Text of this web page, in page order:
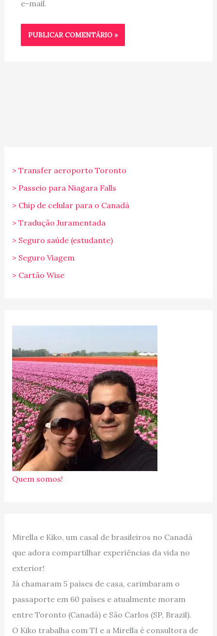
e-mail.
> Transfer aeroporto Toronto
> Passeio para Niagara Falls
> Chip de celular para o Canadá
> Tradução Juramentada
> Seguro saúde (estudante)
> Seguro Viagem
> Cartão Wise
Quem somos!
Mirella e Kiko, um casal de brasileiros no Canadá
que adora compartilhar experiências da vida no
exterior!
Já chamaram 5 países de casa, carimbaram o
passaporte em 60 países e atualmente moram
entre Toronto (Canadá) e São Carlos (SP, Brazil).
O Kiko trabalha com TI e a Mirella é consultora de